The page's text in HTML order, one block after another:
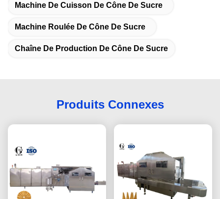
Machine De Cuisson De Cône De Sucre
Machine Roulée De Cône De Sucre
Chaîne De Production De Cône De Sucre
Produits Connexes